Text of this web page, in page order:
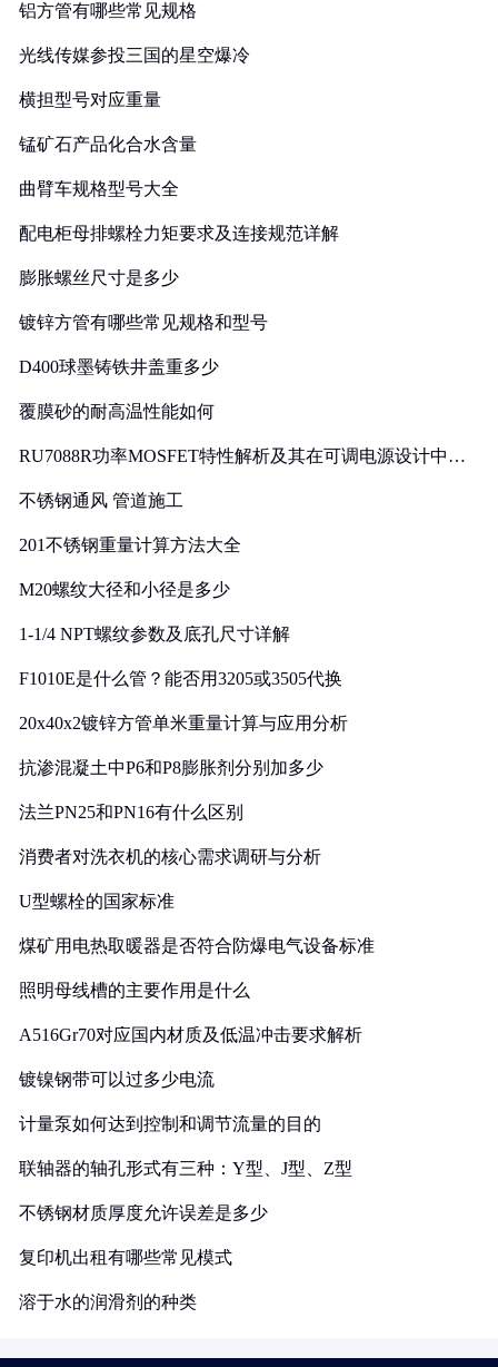
铝方管有哪些常见规格
光线传媒参投三国的星空爆冷
横担型号对应重量
锰矿石产品化合水含量
曲臂车规格型号大全
配电柜母排螺栓力矩要求及连接规范详解
膨胀螺丝尺寸是多少
镀锌方管有哪些常见规格和型号
D400球墨铸铁井盖重多少
覆膜砂的耐高温性能如何
RU7088R功率MOSFET特性解析及其在可调电源设计中的
不锈钢通风 管道施工
201不锈钢重量计算方法大全
M20螺纹大径和小径是多少
1-1/4 NPT螺纹参数及底孔尺寸详解
F1010E是什么管？能否用3205或3505代换
20x40x2镀锌方管单米重量计算与应用分析
抗渗混凝土中P6和P8膨胀剂分别加多少
法兰PN25和PN16有什么区别
消费者对洗衣机的核心需求调研与分析
U型螺栓的国家标准
煤矿用电热取暖器是否符合防爆电气设备标准
照明母线槽的主要作用是什么
A516Gr70对应国内材质及低温冲击要求解析
镀镍钢带可以过多少电流
计量泵如何达到控制和调节流量的目的
联轴器的轴孔形式有三种：Y型、J型、Z型
不锈钢材质厚度允许误差是多少
复印机出租有哪些常见模式
溶于水的润滑剂的种类